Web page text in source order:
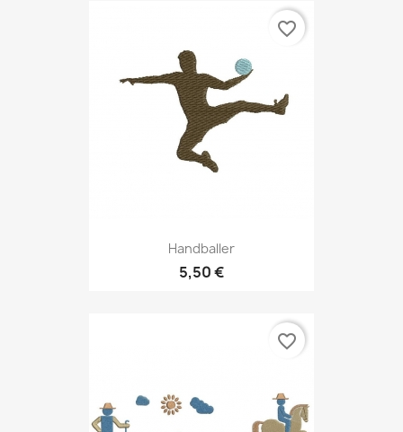
Handballer
5,50 €
favorite_border
favorite_border